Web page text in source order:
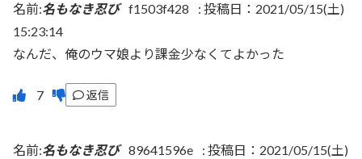
名前:名もなき忍び f1503f428 : 投稿日：2021/05/15(土)
15:23:14
なんだ、俺のウマ娘より課金少なくてよかった
返信
名前:名もなき忍び 89641596e : 投稿日：2021/05/15(土)